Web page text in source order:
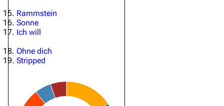
Rammstein
Sonne
Ich will
Ohne dich
Stripped